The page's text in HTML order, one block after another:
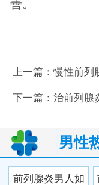
善。
上一篇：慢性前列
下一篇： 治前列腺
男性
前列腺炎男人如